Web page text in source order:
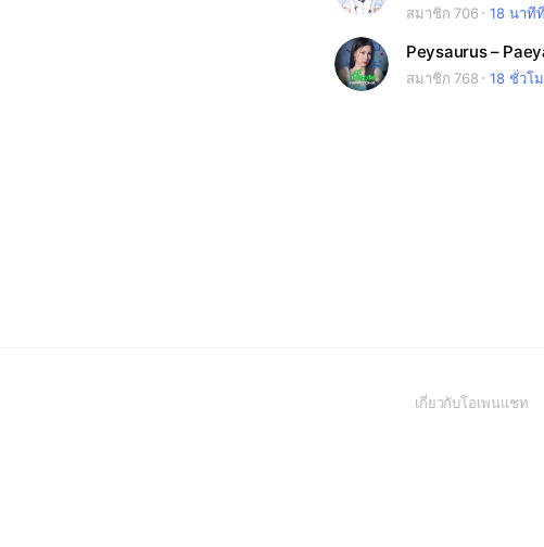
สมาชิก 706
18 นาที
Peysaurus –
สมาชิก 768 18 ชั่วโ
เกี่ยวกับโอเพนแชท